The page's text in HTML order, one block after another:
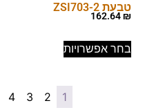
טבעת ZSI703-2
162.64₪
בחר אפשרויות
1
2
3
4